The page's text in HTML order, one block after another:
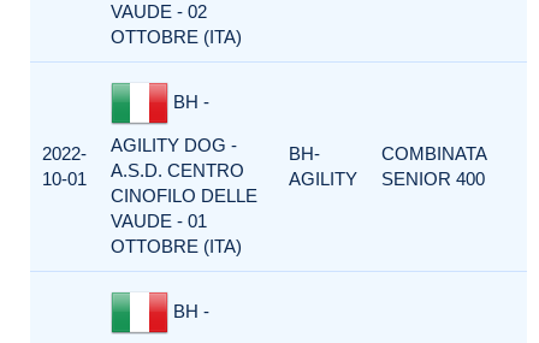
VAUDE - 02
OTTOBRE (ITA)
2022-
10-01
BH -
AGILITY DOG -
A.S.D. CENTRO
CINOFILO DELLE
VAUDE - 01
OTTOBRE (ITA)
BH-
AGILITY
COMBINATA
SENIOR 400
BH -